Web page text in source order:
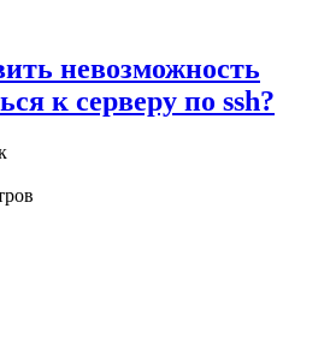
невозможность
к серверу по ssh?